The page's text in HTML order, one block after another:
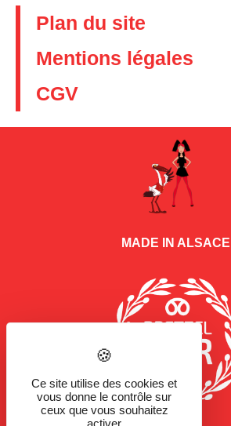
Plan du site
Mentions légales
CGV
MADE IN ALSACE
Ce site utilise des cookies et
vous donne le contrôle sur
ceux que vous souhaitez
activer